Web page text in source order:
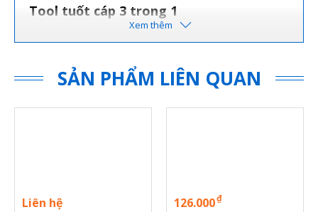
Tool tuốt cáp 3 trong 1
SẢN PHẨM LIÊN QUAN
Liên hệ 126.000₫